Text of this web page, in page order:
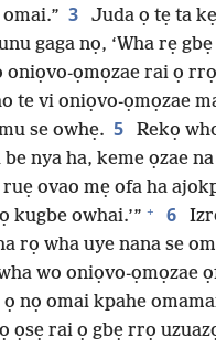
3
Juda ọ tẹ ta
gaga nọ, ‘Wha rẹ
oniọvo-ọmọzae rai ọ
te vi oniọvo-ọmọzae
se owhẹ. 5
Rekọ
nya ha, keme ọzae
ruẹ ovao mẹ ofa ha
kugbe owhai.’” + 6
rọ wha uye nana se
wo oniọvo-ọmọzae
ọ nọ omai kpahe
ọsẹ rai ọ gbẹ rrọ